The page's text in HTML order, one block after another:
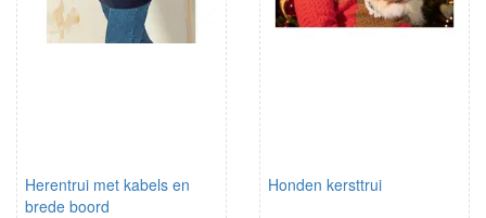
Herentrui met kabels en
brede boord
Honden kersttrui